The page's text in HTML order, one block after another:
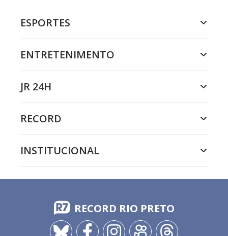
ESPORTES
ENTRETENIMENTO
JR 24H
RECORD
INSTITUCIONAL
RECORD RIO PRETO